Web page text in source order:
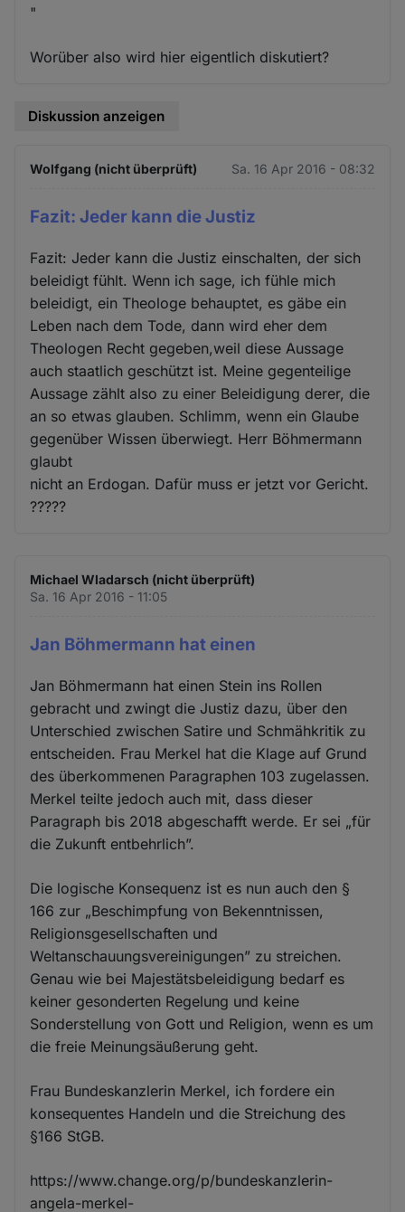
"
Worüber also wird hier eigentlich diskutiert?
Diskussion anzeigen
Wolfgang (nicht überprüft) Sa. 16 Apr 2016 - 08:32
Fazit: Jeder kann die Justiz
Fazit: Jeder kann die Justiz einschalten, der sich
beleidigt fühlt. Wenn ich sage, ich fühle mich
beleidigt, ein Theologe behauptet, es gäbe ein
Leben nach dem Tode, dann wird eher dem
Theologen Recht gegeben,weil diese Aussage
auch staatlich geschützt ist. Meine gegenteilige
Aussage zählt also zu einer Beleidigung derer, die
an so etwas glauben. Schlimm, wenn ein Glaube
gegenüber Wissen überwiegt. Herr Böhmermann
glaubt
nicht an Erdogan. Dafür muss er jetzt vor Gericht.
?????
Michael Wladarsch (nicht überprüft)
Sa. 16 Apr 2016 - 11:05
Jan Böhmermann hat einen
Jan Böhmermann hat einen Stein ins Rollen
gebracht und zwingt die Justiz dazu, über den
Unterschied zwischen Satire und Schmähkritik zu
entscheiden. Frau Merkel hat die Klage auf Grund
des überkommenen Paragraphen 103 zugelassen.
Merkel teilte jedoch auch mit, dass dieser
Paragraph bis 2018 abgeschafft werde. Er sei „für
die Zukunft entbehrlich”.
Die logische Konsequenz ist es nun auch den §
166 zur „Beschimpfung von Bekenntnissen,
Religionsgesellschaften und
Weltanschauungsvereinigungen” zu streichen.
Genau wie bei Majestätsbeleidigung bedarf es
keiner gesonderten Regelung und keine
Sonderstellung von Gott und Religion, wenn es um
die freie Meinungsäußerung geht.
Frau Bundeskanzlerin Merkel, ich fordere ein
konsequentes Handeln und die Streichung des
§166 StGB.
https://www.change.org/p/bundeskanzlerin-
angela-merkel-